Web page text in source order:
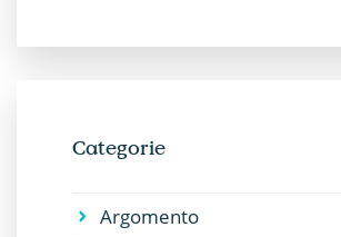
Categorie
Argomento